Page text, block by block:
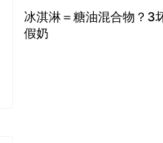
冰淇淋＝糖油混合物？
假奶